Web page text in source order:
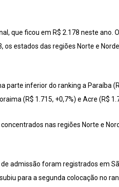
que ficou em R$ 2.178 neste
os estados das regiões Norte e
parte inferior do ranking a Paraíba
(R$ 1.715, +0,7%) e Acre (R$
nas regiões Norte e
admissão foram registrados em
para a segunda colocação no